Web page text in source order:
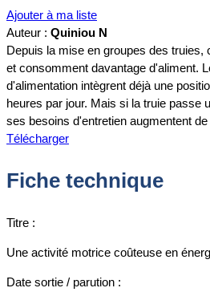
Ajouter à ma liste
Auteur : Quiniou N
Depuis la mise en groupes des truies,
et consomment davantage d'aliment.
d'alimentation intègrent déjà une
heures par jour. Mais si la truie passe
ses besoins d'entretien augmentent de
Télécharger
Fiche technique
Titre :
Une activité motrice coûteuse en
Date sortie / parution :